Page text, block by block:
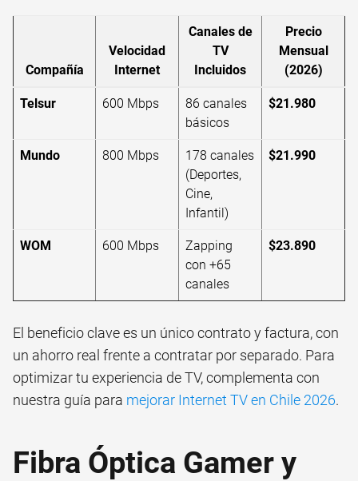
Compañía
Velocidad
Internet
Canales de
TV
Incluidos
Precio
Mensual
(2026)
Telsur 600 Mbps
86 canales
básicos
$21.980
Mundo 800 Mbps
178 canales
(Deportes,
Cine,
Infantil)
$21.990
WOM 600 Mbps
Zapping
con +65
canales
$23.890
El beneficio clave es un único contrato y factura, con
un ahorro real frente a contratar por separado. Para
optimizar tu experiencia de TV, complementa con
nuestra guía para mejorar Internet TV en Chile 2026.
Fibra Óptica Gamer y